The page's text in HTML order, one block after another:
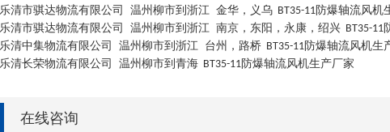
乐清市骐达物流有限公司
温州柳市到浙江 金华，义乌 BT35-11防爆轴流风机
乐清市骐达物流有限公司
温州柳市到浙江 南京，东阳，永康，绍兴 BT35-11
乐清中集物流有限公司
温州柳市到浙江 台州，路桥 BT35-11防爆轴流风机生
乐清长荣物流有限公司
温州柳市到青海 BT35-11防爆轴流风机生产厂家
在线咨询